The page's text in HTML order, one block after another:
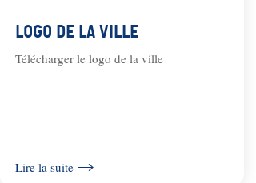
Logo de la Ville
Télécharger le logo de la ville
Lire la suite